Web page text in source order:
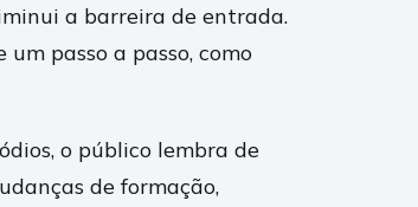
a barreira de entrada.
passo a passo, como
o público lembra de
de formação,